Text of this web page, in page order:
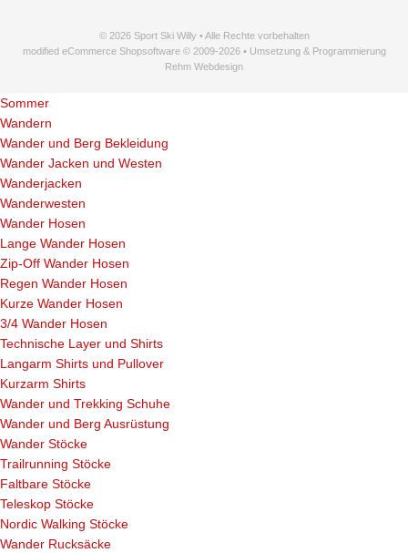
© 2026 Sport Ski Willy • Alle Rechte vorbehalten
modified eCommerce Shopsoftware © 2009-2026 • Umsetzung & Programmierung
Rehm Webdesign
Sommer
Wandern
Wander und Berg Bekleidung
Wander Jacken und Westen
Wanderjacken
Wanderwesten
Wander Hosen
Lange Wander Hosen
Zip-Off Wander Hosen
Regen Wander Hosen
Kurze Wander Hosen
3/4 Wander Hosen
Technische Layer und Shirts
Langarm Shirts und Pullover
Kurzarm Shirts
Wander und Trekking Schuhe
Wander und Berg Ausrüstung
Wander Stöcke
Trailrunning Stöcke
Faltbare Stöcke
Teleskop Stöcke
Nordic Walking Stöcke
Wander Rucksäcke